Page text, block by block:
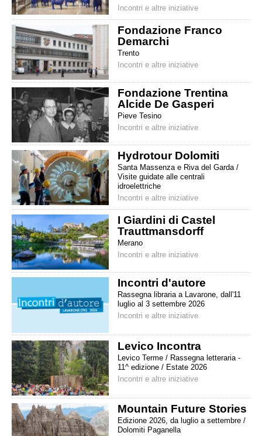
Incontri e altre iniziative
Fondazione Franco
Demarchi
Trento
Incontri e altre iniziative
Fondazione Trentina
Alcide De Gasperi
Pieve Tesino
Incontri e altre iniziative
Hydrotour Dolomiti
Santa Massenza e Riva del Garda /
Visite guidate alle centrali
idroelettriche
Incontri e altre iniziative
I Giardini di Castel
Trauttmansdorff
Merano
Incontri e altre iniziative
Incontri d'autore
Rassegna libraria a Lavarone, dall'11
luglio al 3 settembre 2026
Incontri e altre iniziative
Levico Incontra
Levico Terme / Rassegna letteraria -
11^ edizione / Estate 2026
Incontri e altre iniziative
Mountain Future Stories
Edizione 2026, da luglio a settembre /
Dolomiti Paganella